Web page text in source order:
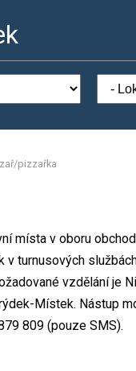
pizzařka
místa v oboru
turnusových
vzdělání je
Místek. Nástup
809 (pouze SMS).